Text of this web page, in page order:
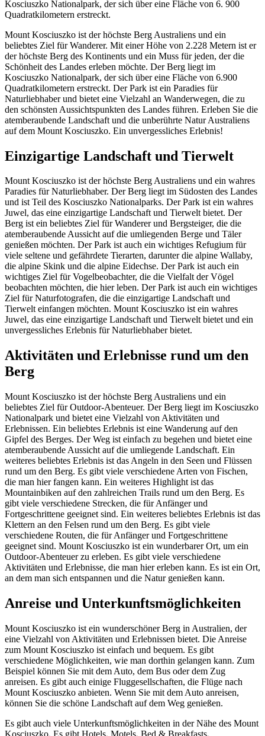
Kosciuszko Nationalpark, der sich über eine Fläche von 6. 900
Quadratkilometern erstreckt.
Mount Kosciuszko ist der höchste Berg Australiens und ein
beliebtes Ziel für Wanderer. Mit einer Höhe von 2.228 Metern ist er
der höchste Berg des Kontinents und ein Muss für jeden, der die
Schönheit des Landes erleben möchte. Der Berg liegt im
Kosciuszko Nationalpark, der sich über eine Fläche von 6.900
Quadratkilometern erstreckt. Der Park ist ein Paradies für
Naturliebhaber und bietet eine Vielzahl an Wanderwegen, die zu
den schönsten Aussichtspunkten des Landes führen. Erleben Sie die
atemberaubende Landschaft und die unberührte Natur Australiens
auf dem Mount Kosciuszko. Ein unvergessliches Erlebnis!
Einzigartige Landschaft und Tierwelt
Mount Kosciuszko ist der höchste Berg Australiens und ein wahres
Paradies für Naturliebhaber. Der Berg liegt im Südosten des Landes
und ist Teil des Kosciuszko Nationalparks. Der Park ist ein wahres
Juwel, das eine einzigartige Landschaft und Tierwelt bietet. Der
Berg ist ein beliebtes Ziel für Wanderer und Bergsteiger, die die
atemberaubende Aussicht auf die umliegenden Berge und Täler
genießen möchten. Der Park ist auch ein wichtiges Refugium für
viele seltene und gefährdete Tierarten, darunter die alpine Wallaby,
die alpine Skink und die alpine Eidechse. Der Park ist auch ein
wichtiges Ziel für Vogelbeobachter, die die Vielfalt der Vögel
beobachten möchten, die hier leben. Der Park ist auch ein wichtiges
Ziel für Naturfotografen, die die einzigartige Landschaft und
Tierwelt einfangen möchten. Mount Kosciuszko ist ein wahres
Juwel, das eine einzigartige Landschaft und Tierwelt bietet und ein
unvergessliches Erlebnis für Naturliebhaber bietet.
Aktivitäten und Erlebnisse rund um den
Berg
Mount Kosciuszko ist der höchste Berg Australiens und ein
beliebtes Ziel für Outdoor-Abenteuer. Der Berg liegt im Kosciuszko
Nationalpark und bietet eine Vielzahl von Aktivitäten und
Erlebnissen. Ein beliebtes Erlebnis ist eine Wanderung auf den
Gipfel des Berges. Der Weg ist einfach zu begehen und bietet eine
atemberaubende Aussicht auf die umliegende Landschaft. Ein
weiteres beliebtes Erlebnis ist das Angeln in den Seen und Flüssen
rund um den Berg. Es gibt viele verschiedene Arten von Fischen,
die man hier fangen kann. Ein weiteres Highlight ist das
Mountainbiken auf den zahlreichen Trails rund um den Berg. Es
gibt viele verschiedene Strecken, die für Anfänger und
Fortgeschrittene geeignet sind. Ein weiteres beliebtes Erlebnis ist das
Klettern an den Felsen rund um den Berg. Es gibt viele
verschiedene Routen, die für Anfänger und Fortgeschrittene
geeignet sind. Mount Kosciuszko ist ein wunderbarer Ort, um ein
Outdoor-Abenteuer zu erleben. Es gibt viele verschiedene
Aktivitäten und Erlebnisse, die man hier erleben kann. Es ist ein Ort,
an dem man sich entspannen und die Natur genießen kann.
Anreise und Unterkunftsmöglichkeiten
Mount Kosciuszko ist ein wunderschöner Berg in Australien, der
eine Vielzahl von Aktivitäten und Erlebnissen bietet. Die Anreise
zum Mount Kosciuszko ist einfach und bequem. Es gibt
verschiedene Möglichkeiten, wie man dorthin gelangen kann. Zum
Beispiel können Sie mit dem Auto, dem Bus oder dem Zug
anreisen. Es gibt auch einige Fluggesellschaften, die Flüge nach
Mount Kosciuszko anbieten. Wenn Sie mit dem Auto anreisen,
können Sie die schöne Landschaft auf dem Weg genießen.
Es gibt auch viele Unterkunftsmöglichkeiten in der Nähe des Mount
Kosciuszko. Es gibt Hotels, Motels, Bed & Breakfasts,